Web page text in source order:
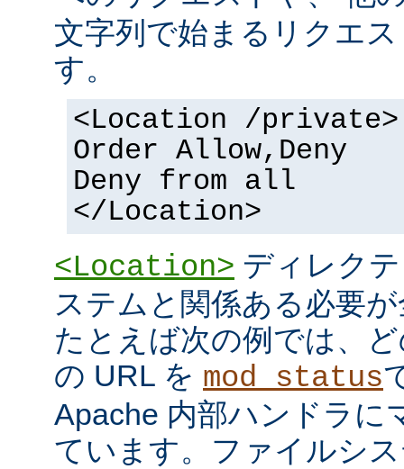
文字列で始まるリクエ
す。
<Location /private>
Order Allow,Deny
Deny from all
</Location>
<Location> ディレク
ステムと関係ある必要
たとえば次の例では、
の URL を mod_status
Apache 内部ハンドラに
ています。ファイルシ